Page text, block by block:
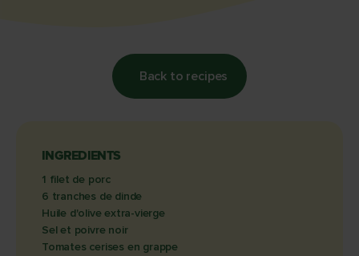
Back to recipes
INGREDIENTS
1 filet de porc
6 tranches de dinde
Huile d'olive extra-vierge
Sel et poivre noir
Tomates cerises en grappe